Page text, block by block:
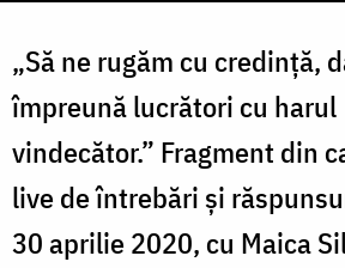
„Să ne rugăm cu credință,
împreună lucrători cu harul
vindecător.” Fragment din
live de întrebări și
30 aprilie 2020, cu Maica